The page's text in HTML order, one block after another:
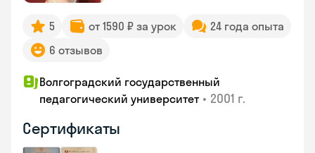
5 от 1590 ₽ за урок
24 года опыта
6 отзывов
Волгоградский государственный
педагогический университет • 2001 г.
Сертификаты